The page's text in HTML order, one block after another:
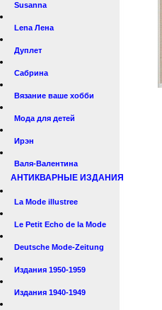
Susanna
Lena Лена
Дуплет
Сабрина
Вязание ваше хобби
Мода для детей
Ирэн
Валя-Валентина
АНТИКВАРНЫЕ ИЗДАНИЯ
La Mode illustree
Le Petit Echo de la Mode
Deutsche Mode-Zeitung
Издания 1950-1959
Издания 1940-1949